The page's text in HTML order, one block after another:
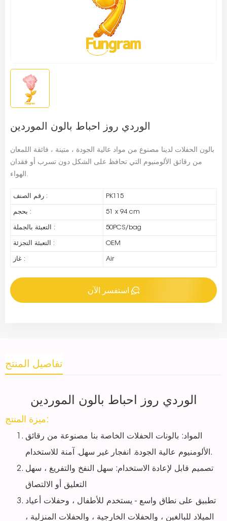
الوردي روز احباط بالون الموردين
بالون الحفلات لدينا مصنوع من مواد عالية الجودة ، متينة ، فائقة اللمعان
من رقائق الألومنيوم التي تحافظ على الشكل دون تسرب أو فقدان
الهواء.
رقم الصنف : PK115
بحجم : 51 x 94 cm
التعبئة بالجملة : 50PCS/bag
التعبئة التجزئة : OEM
غاز : Air
استفسر الآن
تفاصيل المنتج
الوردي روز احباط بالون الموردين
ميزة المنتج:
المواد: بالونات الحفلات الخاصة بنا مصنوعة من رقائق
الألومنيوم عالية الجودة. انفجار غير سهل. آمنة للاستخدام.
تصميم قابل لإعادة الاستخدام: سهل النفخ والتفريغ ، سهل
التعليق أو الالتصاق
تطبيق على نطاق واسع - يستخدم للأطفال ، وحفلات أعياد
الميلاد للبالغين ، والحفلات الخارجية ، والحفلات المنزلية ،